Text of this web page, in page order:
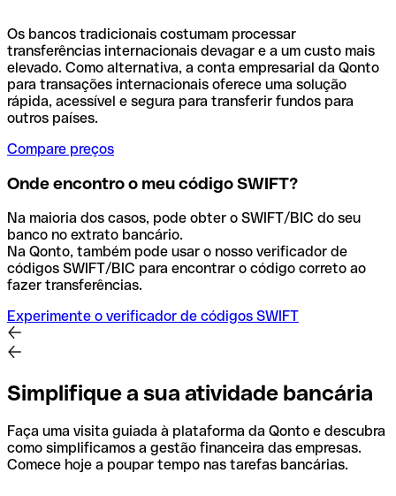
Os bancos tradicionais costumam processar
transferências internacionais devagar e a um custo mais
elevado. Como alternativa, a conta empresarial da Qonto
para transações internacionais oferece uma solução
rápida, acessível e segura para transferir fundos para
outros países.
Compare preços
Onde encontro o meu código SWIFT?
Na maioria dos casos, pode obter o SWIFT/BIC do seu
banco no extrato bancário.
Na Qonto, também pode usar o nosso verificador de
códigos SWIFT/BIC para encontrar o código correto ao
fazer transferências.
Experimente o verificador de códigos SWIFT
Simplifique a sua atividade bancária
Faça uma visita guiada à plataforma da Qonto e descubra
como simplificamos a gestão financeira das empresas.
Comece hoje a poupar tempo nas tarefas bancárias.